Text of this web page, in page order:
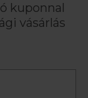
kuponnal
vásárlás